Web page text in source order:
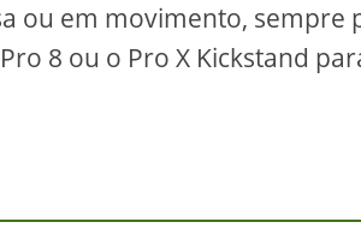
ou em movimento, sempre
8 ou o Pro X Kickstand